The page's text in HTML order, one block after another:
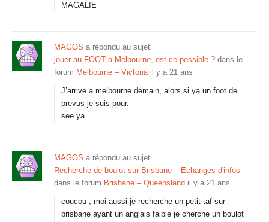
MAGALIE
MAGOS a répondu au sujet
jouer au FOOT a Melbourne, est ce possible ? dans le
forum Melbourne – Victoria il y a 21 ans
J’arrive a melbourne demain, alors si ya un foot de
prevus je suis pour.
see ya
MAGOS a répondu au sujet
Recherche de boulot sur Brisbane – Echanges d'infos
dans le forum Brisbane – Queensland il y a 21 ans
coucou , moi aussi je recherche un petit taf sur
brisbane ayant un anglais faible je cherche un boulot